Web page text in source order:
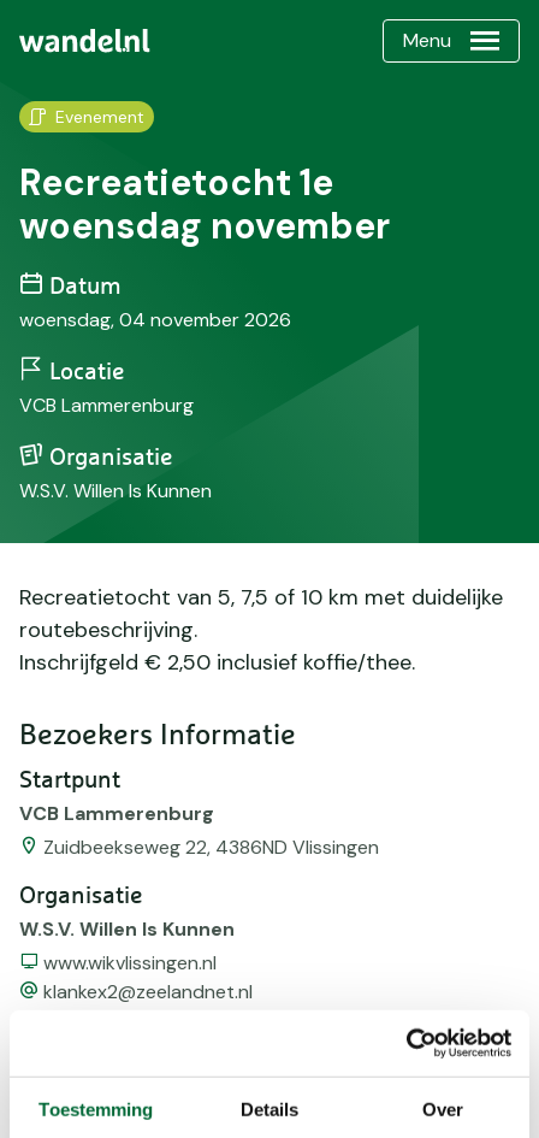
Toestemming Details Over
Menu
Evenement
Recreatietocht 1e
woensdag november
Datum
woensdag, 04 november 2026
Locatie
VCB Lammerenburg
Organisatie
W.S.V. Willen Is Kunnen
Recreatietocht van 5, 7,5 of 10 km met duidelijke
routebeschrijving.
Inschrijfgeld € 2,50 inclusief koffie/thee.
Bezoekers Informatie
Startpunt
VCB Lammerenburg
Zuidbeekseweg 22, 4386ND Vlissingen
Organisatie
W.S.V. Willen Is Kunnen
Website
www.wikvlissingen.nl
emailklankex2@zeelandnet.nl